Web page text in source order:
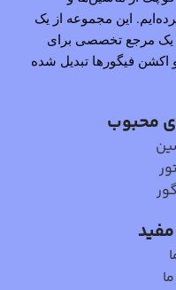
این مجموعه از یک
مرجع تخصصی برای
اکشن فیگورها تبدیل شده
محبوب